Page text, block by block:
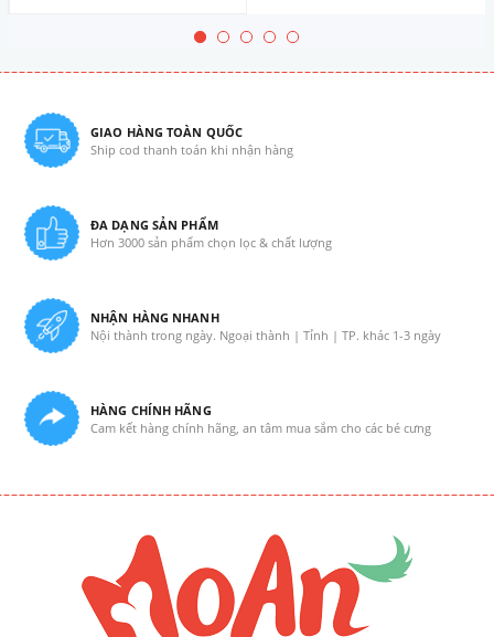
GIAO HÀNG TOÀN QUỐC
Ship cod thanh toán khi nhận hàng
ĐA DẠNG SẢN PHẨM
Hơn 3000 sản phẩm chọn lọc & chất lượng
NHẬN HÀNG NHANH
Nội thành trong ngày. Ngoại thành | Tỉnh | TP. khác 1-3 ngày
HÀNG CHÍNH HÃNG
Cam kết hàng chính hãng, an tâm mua sắm cho các bé cưng